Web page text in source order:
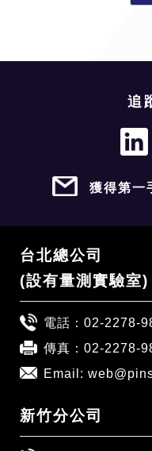
追
獲得第一
台北總公司
(設有量測實驗室)
電話： 02-2278-
傳真：02-2278-
Email:
新竹分公司